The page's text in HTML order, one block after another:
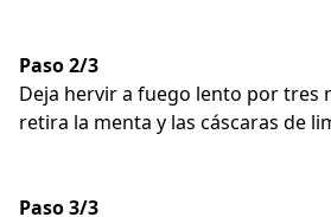
Paso 2/3
Deja hervir a fuego lento por tres
retira la menta y las cáscaras de
Paso 3/3